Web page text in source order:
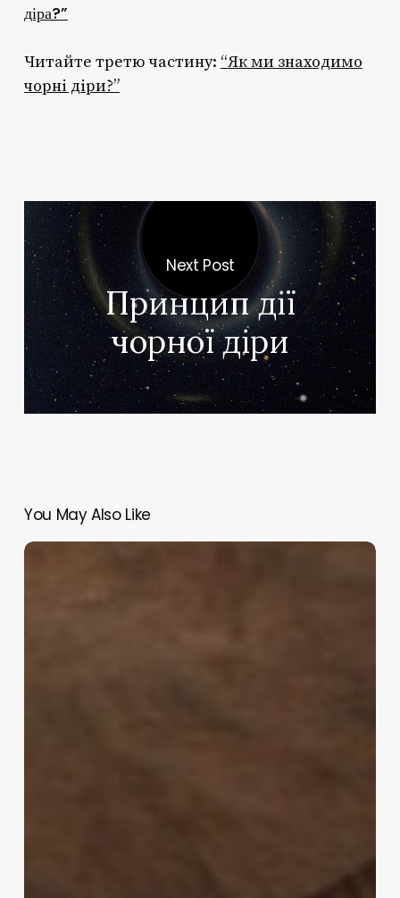
діра?”
Читайте третю частину: “Як ми знаходимо
чорні діри?”
Next Post
Принцип дії
чорної діри
You May Also Like
Оптимальна